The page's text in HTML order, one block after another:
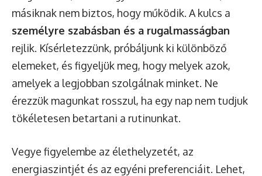
másiknak nem biztos, hogy működik. A kulcs a
személyre szabásban és a rugalmasságban
rejlik. Kísérletezzünk, próbáljunk ki különböző
elemeket, és figyeljük meg, hogy melyek azok,
amelyek a legjobban szolgálnak minket. Ne
érezzük magunkat rosszul, ha egy nap nem tudjuk
tökéletesen betartani a rutinunkat.
Vegye figyelembe az élethelyzetét, az
energiaszintjét és az egyéni preferenciáit. Lehet,